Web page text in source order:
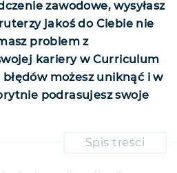
zawodowe, wysyłasz
jakoś do Ciebie nie
problem z
kariery w Curriculum
możesz uniknąć i w
podrasujesz swoje
Spis treści